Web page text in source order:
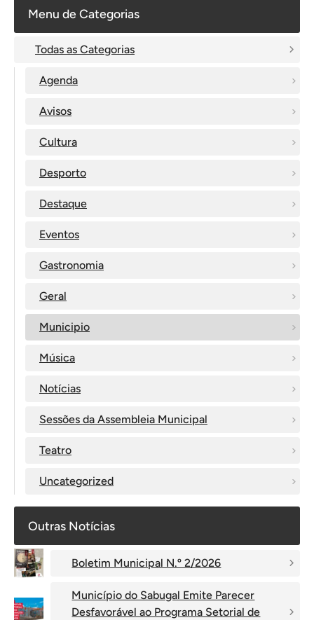
Menu de Categorias
Todas as Categorias
Agenda
Avisos
Cultura
Desporto
Destaque
Eventos
Gastronomia
Geral
Municipio
Música
Notícias
Sessões da Assembleia Municipal
Teatro
Uncategorized
Outras Notícias
Boletim Municipal N.º 2/2026
Município do Sabugal Emite Parecer
Desfavorável ao Programa Setorial de